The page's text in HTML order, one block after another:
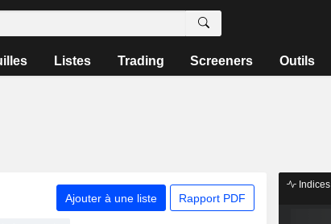
Listes Trading Screeners Outils
Ajouter à une liste Rapport PDF
Indices